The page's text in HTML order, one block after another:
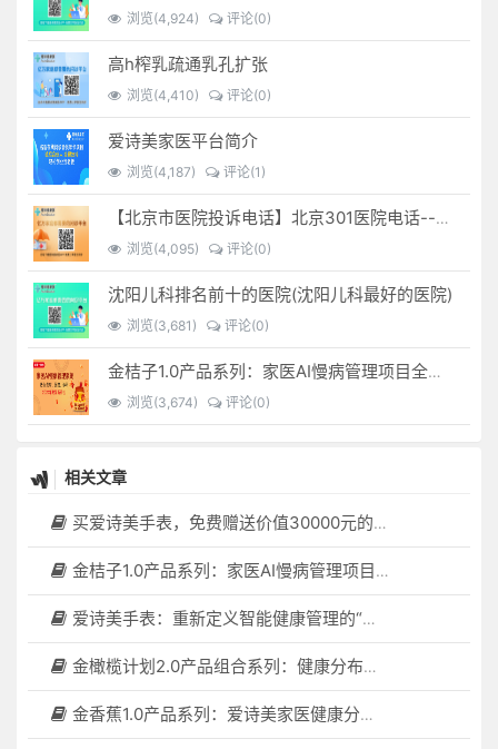
浏览(4,924) 评论(0)
高h榨乳疏通乳孔扩张
浏览(4,410) 评论(0)
爱诗美家医平台简介
浏览(4,187) 评论(1)
【北京市医院投诉电话】北京301医院电话--(北京301医院投诉电话多少)
浏览(4,095) 评论(0)
沈阳儿科排名前十的医院(沈阳儿科最好的医院)
浏览(3,681) 评论(0)
金桔子1.0产品系列：家医AI慢病管理项目全国招募区域合伙人，低投入，高回报，长收益
浏览(3,674) 评论(0)
相关文章
买爱诗美手表，免费赠送价值30000元的数智化门店系统一套（含硬件）
金桔子1.0产品系列：家医AI慢病管理项目全国招募区域合伙人，低投入，高回报，长收益
爱诗美手表：重新定义智能健康管理的“医疗级守护者”
金橄榄计划2.0产品组合系列：健康分布机（健康一体机）+慢病管理系统，可落地在健康小屋，社区服务中心等等
金香蕉1.0产品系列：爱诗美家医健康分布机，健康一体机，社区服务中心，药店，健康小屋都需要